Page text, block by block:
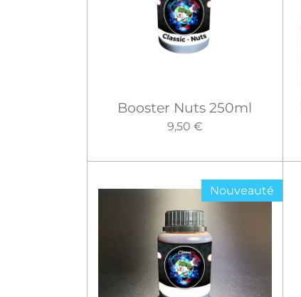
Booster Nuts 250ml
9,50 €
Nouveauté